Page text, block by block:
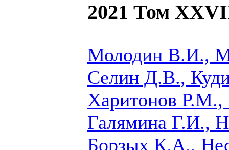
2021 Том
Молодин В.И.,
Селин Д.В.,
Харитонов
Галямина Г.И.,
Борзых К.А.,